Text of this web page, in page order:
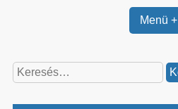
Menü +
Keresés: